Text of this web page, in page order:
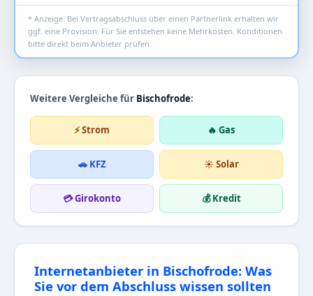
* Anzeige. Bei Vertragsabschluss über einen Partnerlink erhalten wir
ggf. eine Provision. Für Sie entstehen keine Mehrkosten. Konditionen
bitte direkt beim Anbieter prüfen.
Weitere Vergleiche für Bischofrode:
⚡ Strom 🔥 Gas
🚗 KFZ ☀️ Solar
💳 Girokonto 💰 Kredit
Internetanbieter in Bischofrode: Was
Sie vor dem Abschluss wissen sollten